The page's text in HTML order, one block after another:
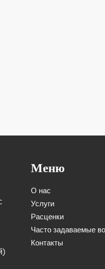
Меню
О нас
Услуги
Расценки
Часто задаваемые
Контакты